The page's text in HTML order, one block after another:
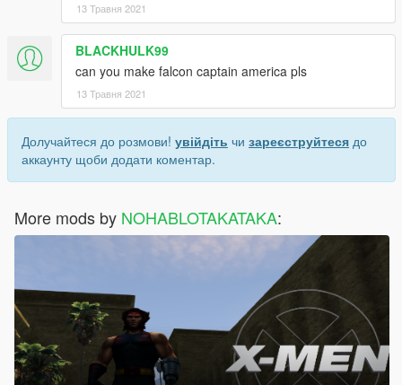
13 Травня 2021
BLACKHULK99
can you make falcon captain america pls
13 Травня 2021
Долучайтеся до розмови! увійдіть чи зареєструйтеся до
аккаунту щоби додати коментар.
More mods by NOHABLOTAKATAKA: